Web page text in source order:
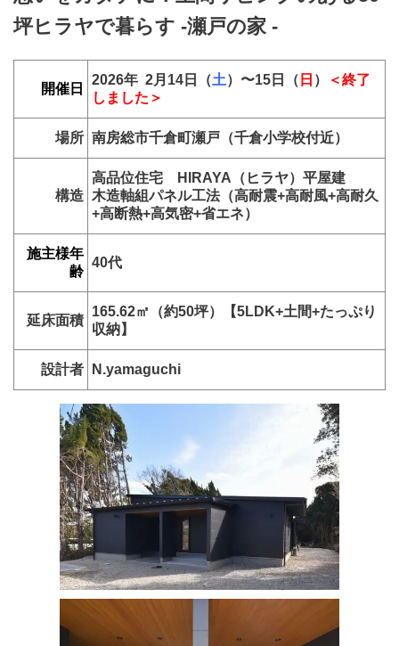
坪ヒラヤで暮らす -瀬戸の家 -
開催日
2026年 2月14日（土）〜15 日（ 日 ）
＜終了
しました＞
場所 南房総市千倉町瀬戸（千倉小学校付近）
構造
高品位住宅 HIRAYA（ヒラヤ）平屋建
木造軸組パネル工法（高耐震+高耐風+高耐久
+高断熱+高気密+省エネ）
施主様年
齢
40代
延床面積
165.62㎡（約50坪）【5LDK+土間+たっぷり
収納】
設計者 N.yamaguchi